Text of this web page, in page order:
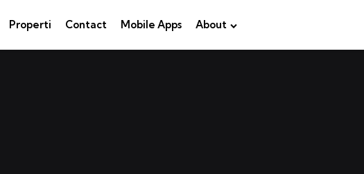
Properti Contact Mobile Apps About